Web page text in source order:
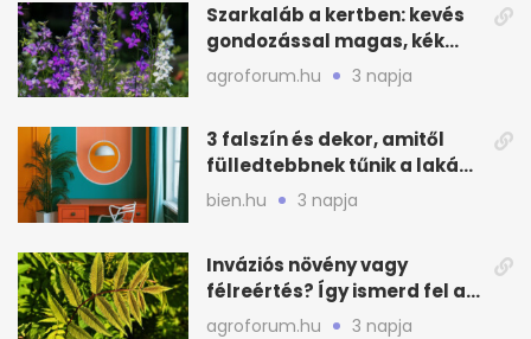
Szarkaláb a kertben: kevés
gondozással magas, kék
virágfalat ad
agroforum.hu 3 napja
3 falszín és dekor, amitől
fülledtebbnek tűnik a lakás
nyáron
bien.hu 3 napja
Inváziós növény vagy
félreértés? Így ismerd fel a
valódi kockázatot
agroforum.hu 3 napja